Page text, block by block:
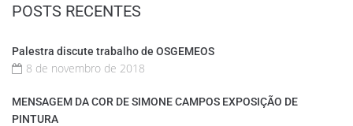
POSTS RECENTES
Palestra discute trabalho de OSGEMEOS
8 de novembro de 2018
MENSAGEM DA COR DE SIMONE CAMPOS EXPOSIÇÃO DE
PINTURA